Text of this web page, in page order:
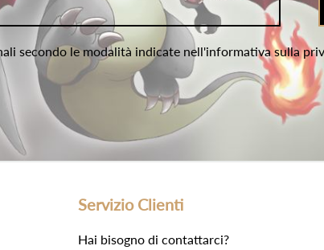
secondo le modalità indicate nell'informativa sulla
Servizio Clienti
Hai bisogno di contattarci?